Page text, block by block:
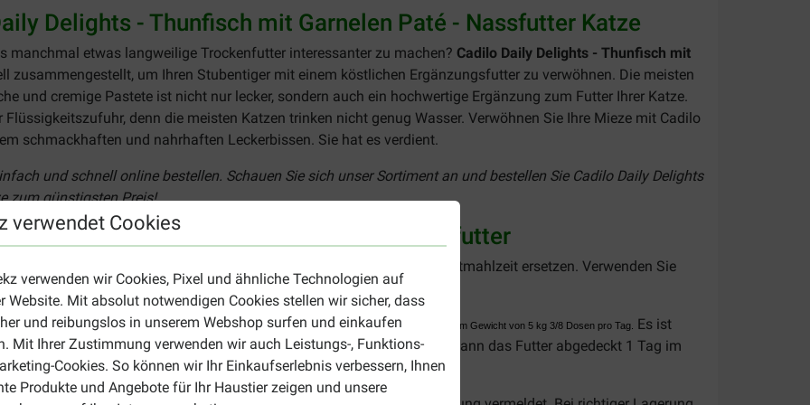
verwendet Cookies
verwenden wir Cookies, Pixel und ähnliche Technologien auf
Website. Mit absolut notwendigen Cookies stellen wir sicher, dass
und reibungslos in unserem Webshop surfen und einkaufen
Mit Ihrer Zustimmung verwenden wir auch Leistungs-, Funktions-
Cookies. So können wir Ihr Einkaufserlebnis verbessern, Ihnen
Produkte und Angebote für Ihr Haustier zeigen und unsere
Delights - Thunfisch mit Garnelen Paté - Nassfutter Katze
manchmal etwas langweilige Trockenfutter interessanter zu machen? Cadilo Daily Delights - Thunfisch mit
zusammengestellt, um Ihren Stubentiger mit einem köstlichen Ergänzungsfutter zu verwöhnen. Die meisten
und cremige Pastete ist nicht nur lecker, sondern auch ein hochwertige Ergänzung zum Futter Ihrer Katze.
denn die meisten Katzen trinken nicht genug Wasser. Verwöhnen Sie Ihre Mieze mit Cadilo
schmackhaften und nahrhaften Leckerbissen. Sie hat es verdient.
und schnell online bestellen. Schauen Sie sich unser Sortiment an und bestellen Sie Cadilo Daily Delights
zum günstigsten Preis!
Thunfisch mit Garnelen Paté Katzen-Nassfutter
zur Hauptmahlzeit verfüttert werden, sollte aber nicht die Hauptmahlzeit ersetzen. Verwenden Sie
täglich 1/8 Dose Nassfutter, einer Katze mit einem Gewicht von 3 kg 2/8 Dosen und einer Katze mit einem Gewicht von 5 kg 3/8 Dosen pro Tag.
Es ist
die Mengen entsprechend anzupassen. Nach dem Öffnen der Dose kann das Futter abgedeckt 1 Tag im